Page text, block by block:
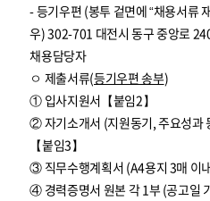
- 등기우편 (봉투 겉면에 “채용서류
우) 302-701 대전시 동구 중앙로
채용담당자
ㅇ 제출서류(등기우편 송부)
① 입사지원서【붙임2】
② 자기소개서 (지원동기, 주요성과
【붙임3】
③ 직무수행계획서 (A4용지 3매 이
④ 경력증명서 원본 각 1부 (공고일